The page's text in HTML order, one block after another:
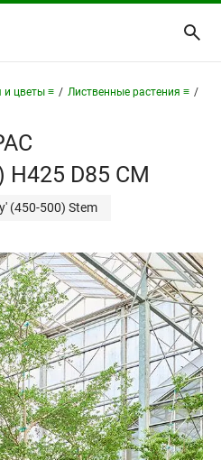
и цветы ≡ / Лиственные растения ≡ /
D85 СМ
(450-500) Stem